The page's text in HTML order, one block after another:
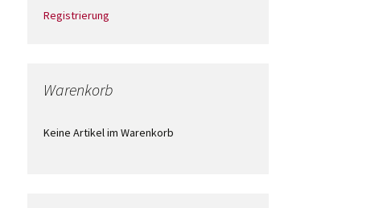
Registrierung
Warenkorb
Keine Artikel im Warenkorb